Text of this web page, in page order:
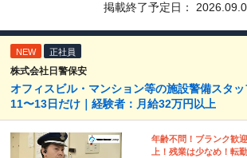
掲載終了予定日：
NEW 正社員
株式会社日警保安
オフィスビル・マンション等の施設警備スタ
11〜13日だけ｜経験者：月給32万円以上
年齢不問！ブランク歓
上！残業は少なめ！転